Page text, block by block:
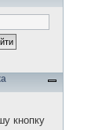
кнопку